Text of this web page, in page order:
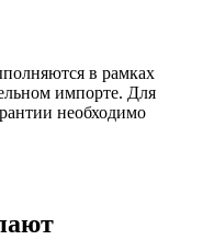
в рамках
импорте. Для
необходимо